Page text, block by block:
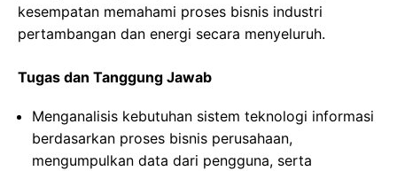
kesempatan memahami proses bisnis industri
pertambangan dan energi secara menyeluruh.
Tugas dan Tanggung Jawab
Menganalisis kebutuhan sistem teknologi informasi
berdasarkan proses bisnis perusahaan,
mengumpulkan data dari pengguna, serta